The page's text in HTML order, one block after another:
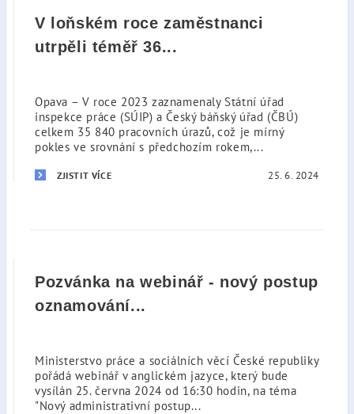
V loňském roce zaměstnanci
utrpěli téměř 36...
Opava – V roce 2023 zaznamenaly Státní úřad
inspekce práce (SÚIP) a Český báňský úřad (ČBÚ)
celkem 35 840 pracovních úrazů, což je mírný
pokles ve srovnání s předchozím rokem,...
ZJISTIT VÍCE 25. 6. 2024
Pozvánka na webinář - nový postup
oznamování...
Ministerstvo práce a sociálních věcí České republiky
pořádá webinář v anglickém jazyce, který bude
vysílán 25. června 2024 od 16:30 hodin, na téma
"Nový administrativní postup...